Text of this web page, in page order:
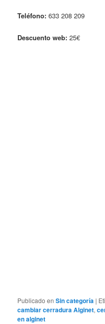
Teléfono: 633 208 209
Descuento web: 25€
Publicado en Sin categoría |
cambiar cerradura Alginet,
en alginet